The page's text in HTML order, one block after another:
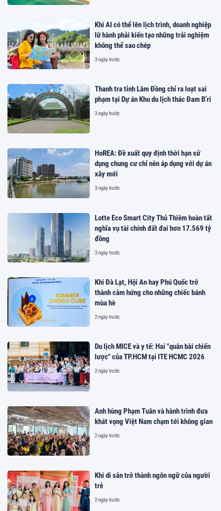
Khi AI có thể lên lịch trình, doanh nghiệp
lữ hành phải kiến tạo những trải nghiệm
không thể sao chép
3 ngày trước
Thanh tra tỉnh Lâm Đồng chỉ ra loạt sai
phạm tại Dự án Khu du lịch thác Đam B’ri
3 ngày trước
HoREA: Đề xuất quy định thời hạn sử
dụng chung cư chỉ nên áp dụng với dự án
xây mới
3 ngày trước
Lotte Eco Smart City Thủ Thiêm hoàn tất
nghĩa vụ tài chính đất đai hơn 17.569 tỷ
đồng
3 ngày trước
Khi Đà Lạt, Hội An hay Phú Quốc trở
thành cảm hứng cho những chiếc bánh
mùa hè
2 ngày trước
Du lịch MICE và y tế: Hai "quân bài chiến
lược" của TP.HCM tại ITE HCMC 2026
2 ngày trước
Anh hùng Phạm Tuân và hành trình đưa
khát vọng Việt Nam chạm tới không gian
2 ngày trước
Khi di sản trở thành ngôn ngữ của người
trẻ
2 ngày trước